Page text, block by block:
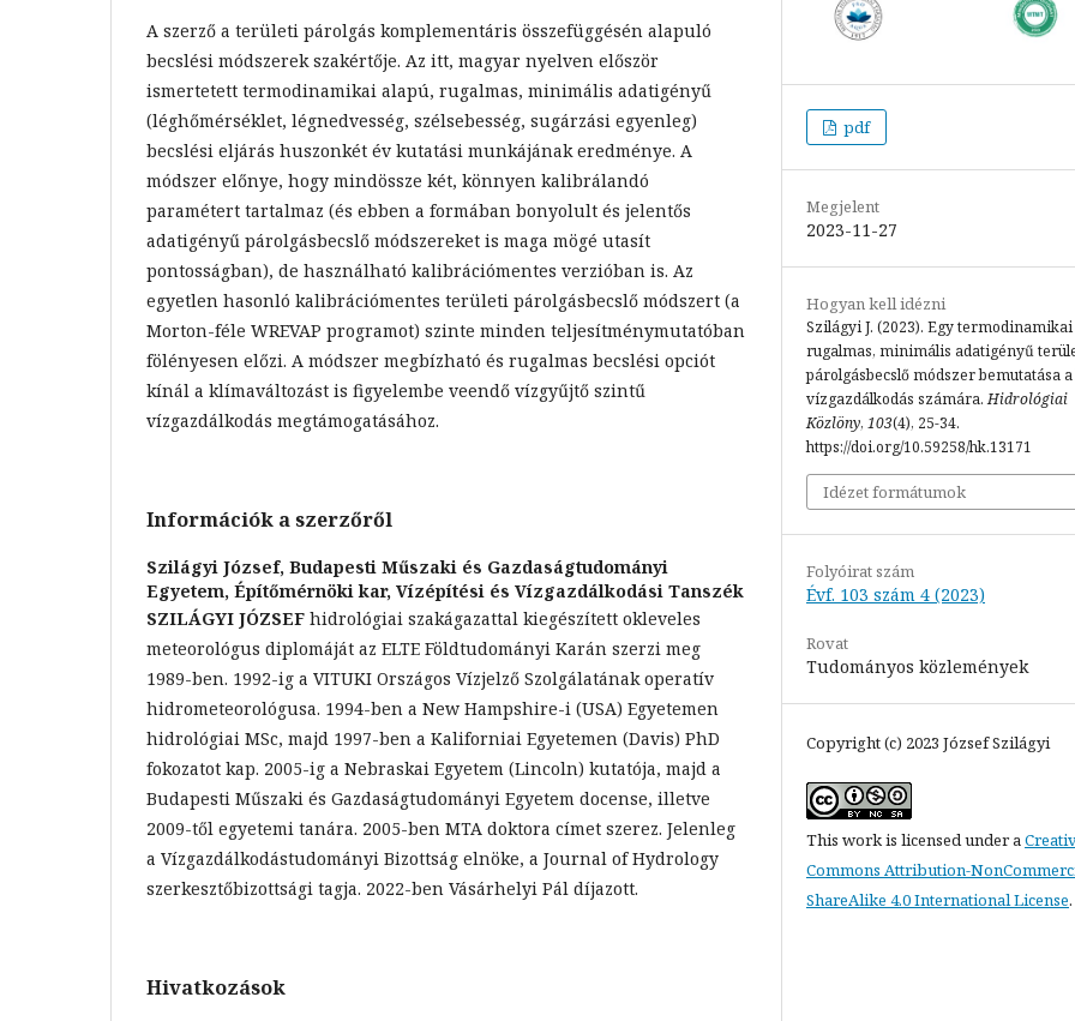
A szerző a területi párolgás komplementáris összefüggésén alapuló
becslési módszerek szakértője. Az itt, magyar nyelven először
ismertetett termodinamikai alapú, rugalmas, minimális adatigényű
(léghőmérséklet, légnedvesség, szélsebesség, sugárzási egyenleg)
becslési eljárás huszonkét év kutatási munkájának eredménye. A
módszer előnye, hogy mindössze két, könnyen kalibrálandó
paramétert tartalmaz (és ebben a formában bonyolult és jelentős
adatigényű párolgásbecslő módszereket is maga mögé utasít
pontosságban), de használható kalibrációmentes verzióban is. Az
egyetlen hasonló kalibrációmentes területi párolgásbecslő módszert (a
Morton-féle WREVAP programot) szinte minden teljesítménymutatóban
fölényesen előzi. A módszer megbízható és rugalmas becslési opciót
kínál a klímaváltozást is figyelembe veendő vízgyűjtő szintű
vízgazdálkodás megtámogatásához.
Információk a szerzőről
Szilágyi József, Budapesti Műszaki és Gazdaságtudományi
Egyetem, Építőmérnöki kar, Vízépítési és Vízgazdálkodási Tanszék
SZILÁGYI JÓZSEF hidrológiai szakágazattal kiegészített okleveles
meteorológus diplomáját az ELTE Földtudományi Karán szerzi meg
1989-ben. 1992-ig a VITUKI Országos Vízjelző Szolgálatának operatív
hidrometeorológusa. 1994-ben a New Hampshire-i (USA) Egyetemen
hidrológiai MSc, majd 1997-ben a Kaliforniai Egyetemen (Davis) PhD
fokozatot kap. 2005-ig a Nebraskai Egyetem (Lincoln) kutatója, majd a
Budapesti Műszaki és Gazdaságtudományi Egyetem docense, illetve
2009-től egyetemi tanára. 2005-ben MTA doktora címet szerez. Jelenleg
a Vízgazdálkodástudományi Bizottság elnöke, a Journal of Hydrology
szerkesztőbizottsági tagja. 2022-ben Vásárhelyi Pál díjazott.
Hivatkozások
pdf
Megjelent
2023-11-27
Hogyan kell idézni
Szilágyi J. (2023). Egy termodinamikai
rugalmas, minimális adatigényű
párolgásbecslő módszer bemutatása
vízgazdálkodás számára.Hidrológiai
Közlöny, 103(4), 25-34.
https://doi.org/10.59258/hk.13171
Idézet formátumok
Folyóirat szám
Évf. 103 szám 4 (2023)
Rovat
Tudományos közlemények
Copyright (c) 2023 József Szilágyi
This work is licensed under a
Commons Attribution-
ShareAlike 4.0 International License.